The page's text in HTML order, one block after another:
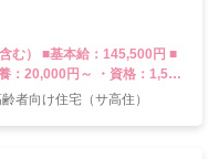
円 ■
：20,000円～ ・資格：1,500
3,000円～ ・皆勤手当：
者向け住宅（サ高住）